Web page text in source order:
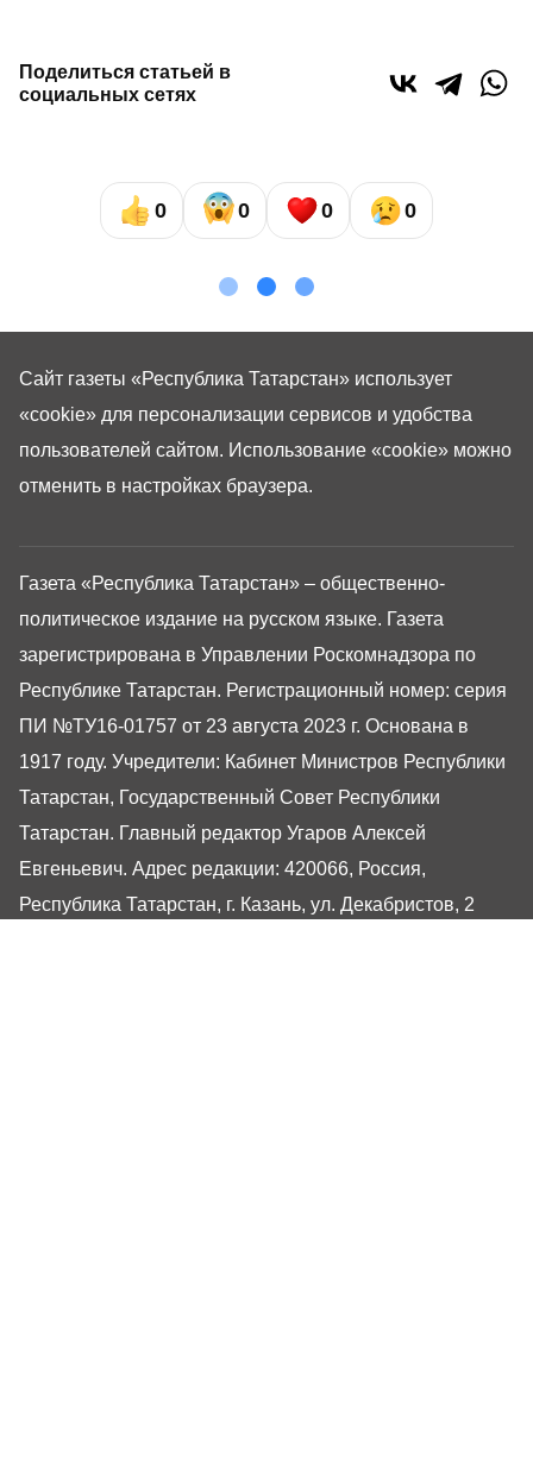
Поделиться статьей в
социальных сетях
0 0 0 0
Газета «Республика Татарстан» – общественно-
политическое издание на русском языке. Газета
зарегистрирована в Управлении Роскомнадзора по
Республике Татарстан. Регистрационный номер: серия
ПИ №ТУ16-01757 от 23 августа 2023 г. Основана в
1917 году. Учредители: Кабинет Министров Республики
Татарстан, Государственный Совет Республики
Татарстан. Главный редактор Угаров Алексей
Евгеньевич. Адрес редакции: 420066, Россия,
Республика Татарстан, г. Казань, ул. Декабристов, 2
Сайт газеты «Республика Татарстан» использует
«cookie» для персонализации сервисов и удобства
пользователей сайтом. Использование «cookie» можно
отменить в настройках браузера.